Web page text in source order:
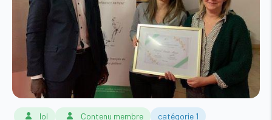
lol Contenu membre
catégorie 1